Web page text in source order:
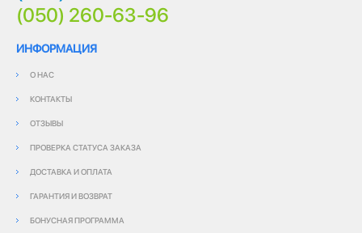
(050) 260-63-96
ИНФОРМАЦИЯ
О НАС
КОНТАКТЫ
ОТЗЫВЫ
ПРОВЕРКА СТАТУСА ЗАКАЗА
ДОСТАВКА И ОПЛАТА
ГАРАНТИЯ И ВОЗВРАТ
БОНУСНАЯ ПРОГРАММА